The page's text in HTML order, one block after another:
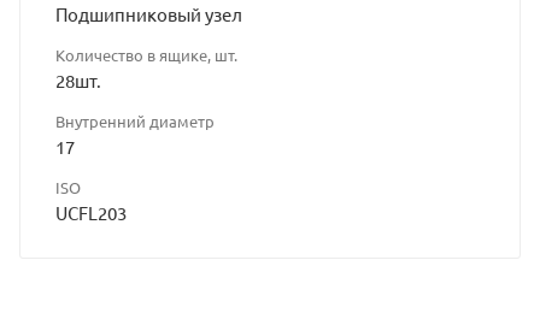
Подшипниковый узел
Количество в ящике, шт.
28шт.
Внутренний диаметр
17
ISO
UCFL203